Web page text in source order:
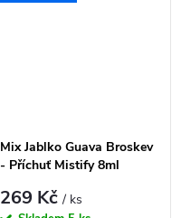
Mix Jablko Guava Broskev
- Příchuť Mistify 8ml
269 Kč/ ks